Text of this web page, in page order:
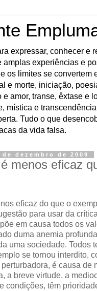
expressar, conhecer e
amplas experiências e
os limites se convertem
e morte, iniciação,
e amor, transe, êxtase e
mística e
Tudo o que
da vida falsa.
dezembro de 2009
menos eficaz
eficaz do que o
para usar da
em causa todos os
duma anemia
uma sociedade. Todos
se tornou interdito,
é causa de
a breve virtude, a
condições, têm